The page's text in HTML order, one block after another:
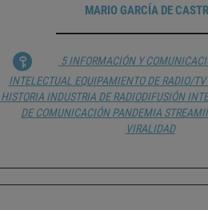
MARIO GARCÍA DE
5 INFORMACIÓN Y
INTELECTUAL EQUIPAMIENTO DE RADIO/TV
HISTORIA INDUSTRIA DE RADIODIFUSIÓN
DE COMUNICACIÓN PANDEMIA
VIRALIDAD